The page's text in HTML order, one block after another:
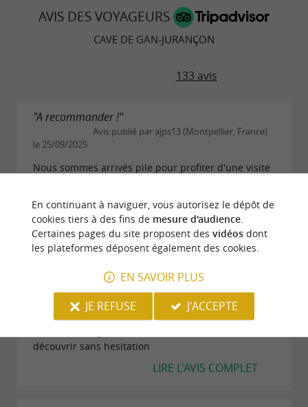
AVIS DES VOYAGEURS
CAVE DE GAN-JURANÇON
133 avis
"A recommander !"
Avis publié par ajps13 (Montpellier, France)
le 25/09/2025
Nous sommes arrivés pile pour profiter d'une visite
cuves , explications sur la...
LIRE L'AVIS COMPLET
"Très belle découverte"
Avis publié par sand b le 11/08/2024
Très belle visite , bien commentée , de beaux
découvrir sans hesitation
LIRE L'AVIS COMPLET
En continuant à naviguer, vous autorisez le dépôt de
cookies tiers à des fins de mesure d'audience.
Certaines pages du site proposent des vidéosdont
les plateformes déposent également des cookies.
EN SAVOIR PLUS
JE REFUSE
J'ACCEPTE